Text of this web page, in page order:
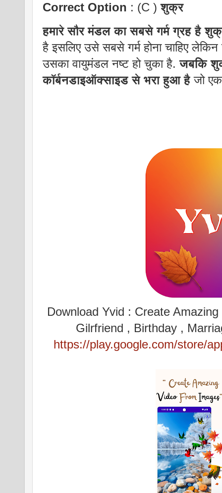
Correct Option : (C )शुक्र
हमारे सौर मंडल का सबसे गर्म ग्रह है
है इसलिए उसे सबसे गर्म होना चाहिए
उसका वायुमंडल नष्ट हो चुका है.जबकि
कॉर्बनडाइऑक्साइड से भरा हुआ है जो
Download Yvid : Create
Gilrfriend , Birthday ,
https://play.google.com/store/